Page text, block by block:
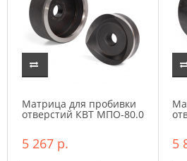
Матрица для пробивки
отверстий КВТ МПО-80.0
5 267 р. 5